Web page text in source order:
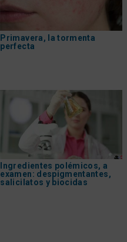
Primavera, la tormenta
perfecta
Ingredientes polémicos, a
examen: despigmentantes,
salicilatos y biocidas